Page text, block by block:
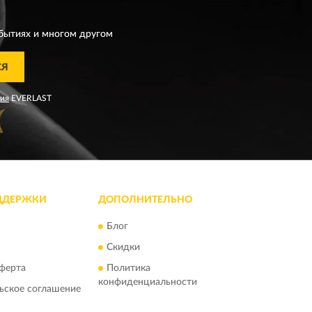
и многом другом
EVERLAST
соглашение
ДОПОЛНИТЕЛЬНО
Блог
Скидки
Политика
конфиденциальности